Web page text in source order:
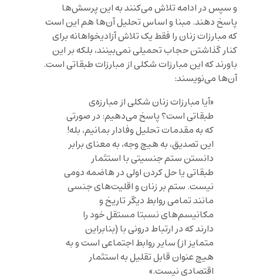
و سپس در ادامه تلاش می‌کنند به این پرسش‌ها
پاسخ دهند. مبنا و اساس تحلیل آن‌ها هم این است
که مبارزات زنان را فقط یک تلاش آزادیخواهانه برای
کنار گذاشتن حجاب تحمیلی نمی‌بینند، بلکه بر این
باورند که این مبارزات شکلی از مبارزات طبقاتی است.
آن‌ها می‌نویسند:
«آیا مبارزات زنان شکلی از مبارزه‌ی
طبقاتی است؟ پاسخ می‌دهیم: در صورتی
که به مقدمات تحلیل وفادار بمانیم، بله!
این تصدیق، به هیچ وجه، به معنای برابر
دانستن ستم جنسیتی با استثمار
طبقاتی یا حل کردن اولی در هاضمه دومی
نیست. ستم بر زنان و اقلیت‌های جنسی
مانند تمامی روابط دیگر تاریخ و
مکانیسم‌های نسبتا مستقل خود را
دارند که در ارتباط درونی با (بنابراین
متمایز از) سایر روابط اجتماعی است و به
هیچ عنوان قابل تقلیل به استثمار
اقتصادی نیست.»